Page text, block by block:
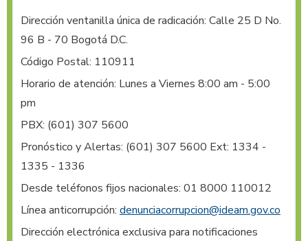
Dirección ventanilla única de radicación: Calle 25 D No.
96 B - 70 Bogotá D.C.
Código Postal: 110911
Horario de atención: Lunes a Viernes 8:00 am - 5:00
pm
PBX: (601) 307 5600
Pronóstico y Alertas: (601) 307 5600 Ext: 1334 -
1335 - 1336
Desde teléfonos fijos nacionales: 01 8000 110012
Línea anticorrupción: denunciacorrupcion@ideam.gov.co
Dirección electrónica exclusiva para notificaciones